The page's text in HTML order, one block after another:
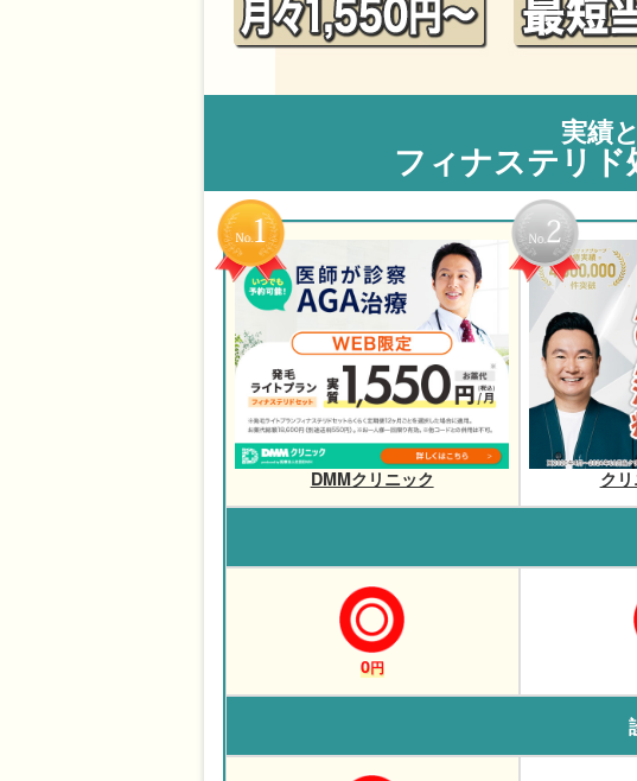
実績
フィナステリ
DMMクリニック ク
0円